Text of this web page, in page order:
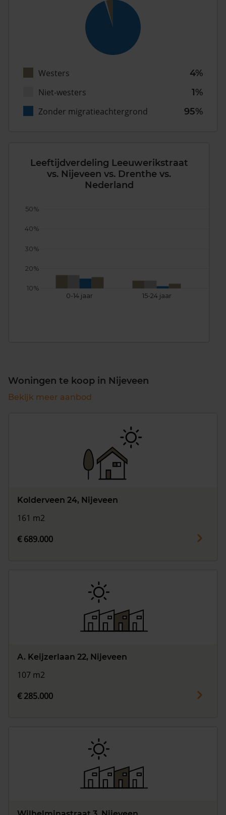
Westers
4%
Niet-westers
1%
Zonder migratieachtergrond
95%
Leeftijdverdeling Leeuwerikstraat
vs. Nijeveen vs. Drenthe vs.
Nederland
0-14 jaar 15-24 jaar
10%
20%
30%
40%
50%
Woningen te koop in Nijeveen
Bekijk meer aanbod
Kolderveen 24, Nijeveen
161 m2
€ 689.000
A. Keijzerlaan 22, Nijeveen
107 m2
€ 285.000